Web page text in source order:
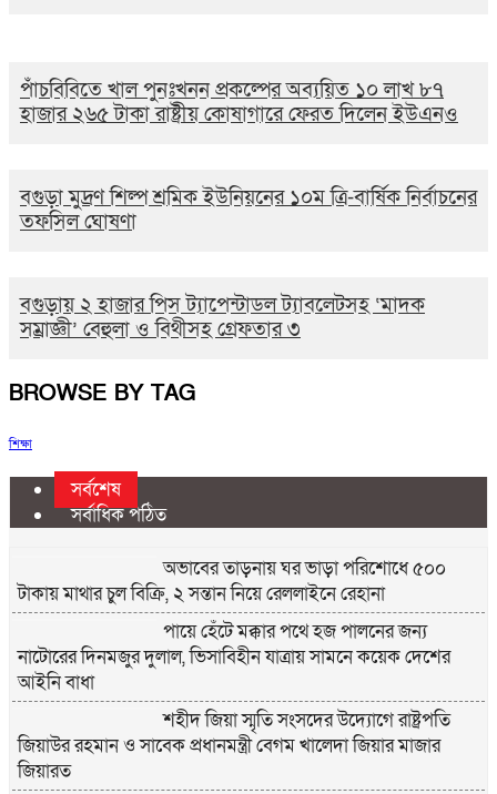
পাঁচবিবিতে খাল পুনঃখনন প্রকল্পের অব্যয়িত ১০ লাখ ৮৭
হাজার ২৬৫ টাকা রাষ্ট্রীয় কোষাগারে ফেরত দিলেন ইউএনও
বগুড়া মুদ্রণ শিল্প শ্রমিক ইউনিয়নের ১০ম ত্রি-বার্ষিক নির্বাচনের
তফসিল ঘোষণা
বগুড়ায় ২ হাজার পিস ট্যাপেন্টাডল ট্যাবলেটসহ ‘মাদক
সম্রাজ্ঞী’ বেহুলা ও বিথীসহ গ্রেফতার ৩
BROWSE BY TAG
শিক্ষা
সর্বশেষ
সর্বাধিক পঠিত
অভাবের তাড়নায় ঘর ভাড়া পরিশোধে ৫০০
টাকায় মাথার চুল বিক্রি, ২ সন্তান নিয়ে রেললাইনে রেহানা
পায়ে হেঁটে মক্কার পথে হজ পালনের জন্য
নাটোরের দিনমজুর দুলাল, ভিসাবিহীন যাত্রায় সামনে কয়েক দেশের
আইনি বাধা
শহীদ জিয়া স্মৃতি সংসদের উদ্যোগে রাষ্ট্রপতি
জিয়াউর রহমান ও সাবেক প্রধানমন্ত্রী বেগম খালেদা জিয়ার মাজার
জিয়ারত